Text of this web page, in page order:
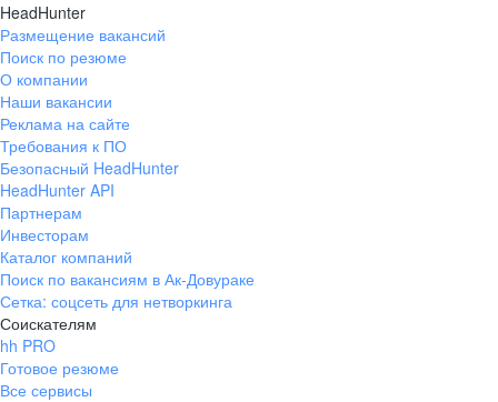
HeadHunter
Размещение вакансий
Поиск по резюме
О компании
Наши вакансии
Реклама на сайте
Требования к ПО
Безопасный HeadHunter
HeadHunter API
Партнерам
Инвесторам
Каталог компаний
Поиск по вакансиям в Ак-Довураке
Сетка: соцсеть для нетворкинга
Соискателям
hh PRO
Готовое резюме
Все сервисы